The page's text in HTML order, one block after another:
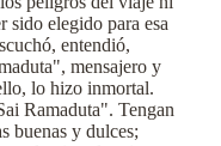
sido elegido para esa
entendió,
mensajero y
lo hizo inmortal.
Ramaduta". Tengan
buenas y dulces;